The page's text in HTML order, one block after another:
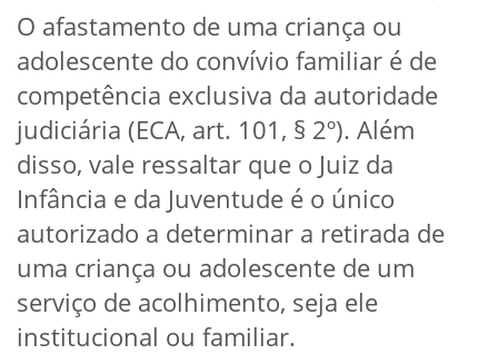
O afastamento de uma criança ou
adolescente do convívio familiar é de
competência exclusiva da autoridade
judiciária (ECA, art. 101, § 2º). Além
disso, vale ressaltar que o Juiz da
Infância e da Juventude é o único
autorizado a determinar a retirada de
uma criança ou adolescente de um
serviço de acolhimento, seja ele
institucional ou familiar.